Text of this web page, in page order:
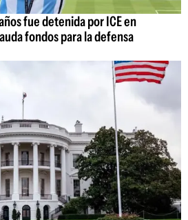
fue detenida por ICE en
fondos para la defensa